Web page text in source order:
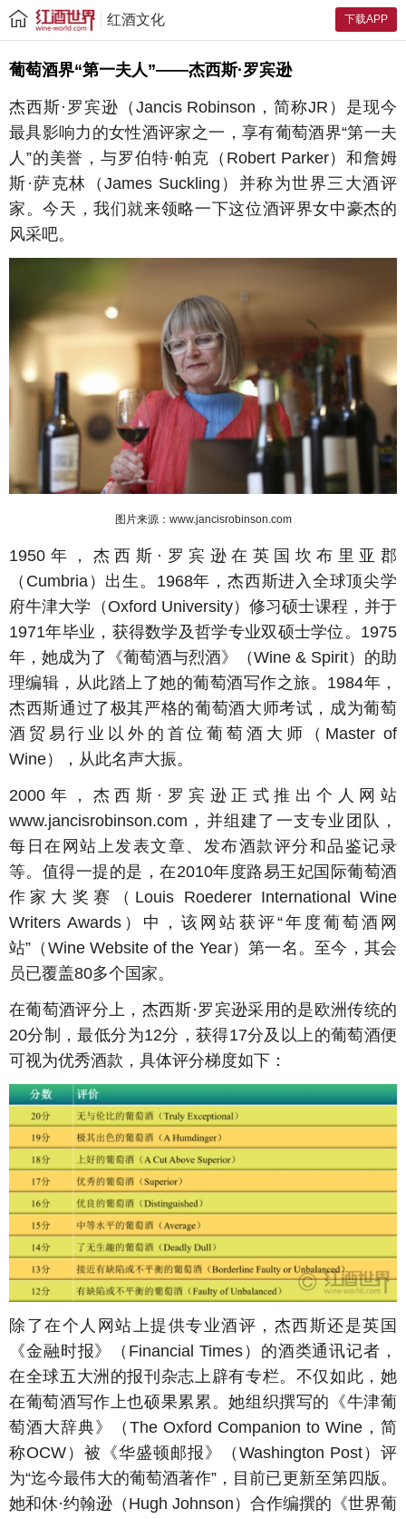
下载APP
红酒文化
葡萄酒界“第一夫人”——杰西斯·罗宾逊
杰西斯·罗宾逊（Jancis Robinson，简称JR）是现今
最具影响力的女性酒评家之一，享有葡萄酒界“第一夫
人”的美誉，与罗伯特·帕克（Robert Parker）和詹姆
斯·萨克林（James Suckling）并称为世界三大酒评
家。今天，我们就来领略一下这位酒评界女中豪杰的
风采吧。
图片来源：www.jancisrobinson.com
1950年，杰西斯·罗宾逊在英国坎布里亚郡
（Cumbria）出生。1968年，杰西斯进入全球顶尖学
府牛津大学（Oxford University）修习硕士课程，并于
1971年毕业，获得数学及哲学专业双硕士学位。1975
年，她成为了《葡萄酒与烈酒》（Wine & Spirit）的助
理编辑，从此踏上了她的葡萄酒写作之旅。1984年，
杰西斯通过了极其严格的葡萄酒大师考试，成为葡萄
酒贸易行业以外的首位葡萄酒大师（Master of
Wine），从此名声大振。
2000年，杰西斯·罗宾逊正式推出个人网站
www.jancisrobinson.com，并组建了一支专业团队，
每日在网站上发表文章、发布酒款评分和品鉴记录
等。值得一提的是，在2010年度路易王妃国际葡萄酒
作家大奖赛（Louis Roederer International Wine
Writers Awards）中，该网站获评“年度葡萄酒网
站”（Wine Website of the Year）第一名。至今，其会
员已覆盖80多个国家。
在葡萄酒评分上，杰西斯·罗宾逊采用的是欧洲传统的
20分制，最低分为12分，获得17分及以上的葡萄酒便
可视为优秀酒款，具体评分梯度如下：
除了在个人网站上提供专业酒评，杰西斯还是英国
《金融时报》（Financial Times）的酒类通讯记者，
在全球五大洲的报刊杂志上辟有专栏。不仅如此，她
在葡萄酒写作上也硕果累累。她组织撰写的《牛津葡
萄酒大辞典》（The Oxford Companion to Wine，简
称OCW）被《华盛顿邮报》（Washington Post）评
为“迄今最伟大的葡萄酒著作”，目前已更新至第四版。
她和休·约翰逊（Hugh Johnson）合作编撰的《世界葡